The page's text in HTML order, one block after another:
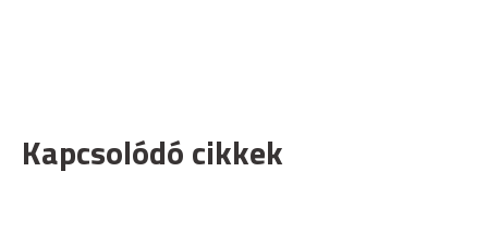
Kapcsolódó cikkek